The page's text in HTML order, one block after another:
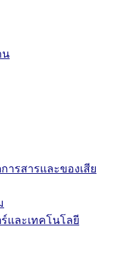
น
ารสารและของเสีย
และเทคโนโลยี